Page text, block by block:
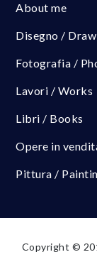
About me
Disegno /
Fotografia /
Lavori / Works
Libri / Books
Opere in
Pittura /
Copyright ©